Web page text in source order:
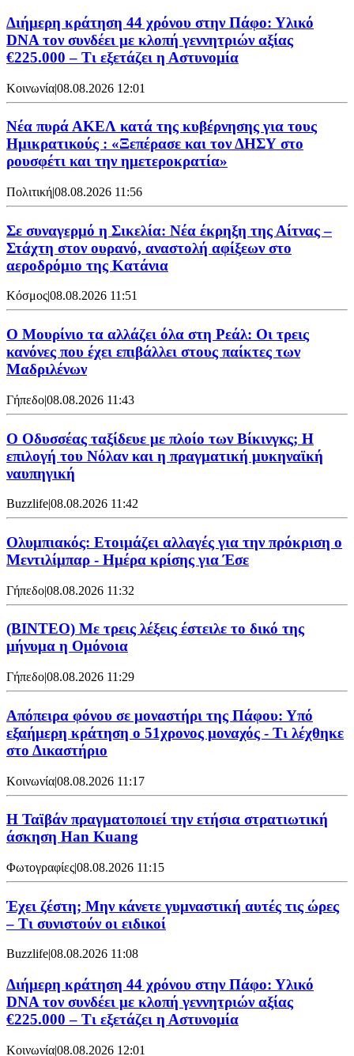
Διήμερη κράτηση 44 χρόνου στην Πάφο: Υλικό
DNA τον συνδέει με κλοπή γεννητριών αξίας
€225.000 – Τι εξετάζει η Αστυνομία
Κοινωνία|08.08.2026 12:01
Νέα πυρά ΑΚΕΛ κατά της κυβέρνησης για τους
Ημικρατικούς : «Ξεπέρασε και τον ΔΗΣΥ στο
ρουσφέτι και την ημετεροκρατία»
Πολιτική|08.08.2026 11:56
Σε συναγερμό η Σικελία: Νέα έκρηξη της Αίτνας –
Στάχτη στον ουρανό, αναστολή αφίξεων στο
αεροδρόμιο της Κατάνια
Κόσμος|08.08.2026 11:51
Ο Μουρίνιο τα αλλάζει όλα στη Ρεάλ: Οι τρεις
κανόνες που έχει επιβάλλει στους παίκτες των
Μαδριλένων
Γήπεδο|08.08.2026 11:43
Ο Οδυσσέας ταξίδευε με πλοίο των Βίκινγκς; Η
επιλογή του Νόλαν και η πραγματική μυκηναϊκή
ναυπηγική
Buzzlife|08.08.2026 11:42
Ολυμπιακός: Ετοιμάζει αλλαγές για την πρόκριση ο
Μεντιλίμπαρ - Ημέρα κρίσης για Έσε
Γήπεδο|08.08.2026 11:32
(ΒΙΝΤΕΟ) Με τρεις λέξεις έστειλε το δικό της
μήνυμα η Ομόνοια
Γήπεδο|08.08.2026 11:29
Απόπειρα φόνου σε μοναστήρι της Πάφου: Υπό
εξαήμερη κράτηση ο 51χρονος μοναχός - Τι λέχθηκε
στο Δικαστήριο
Κοινωνία|08.08.2026 11:17
Η Ταϊβάν πραγματοποιεί την ετήσια στρατιωτική
άσκηση Han Kuang
Φωτογραφίες|08.08.2026 11:15
Έχει ζέστη; Μην κάνετε γυμναστική αυτές τις ώρες
– Τι συνιστούν οι ειδικοί
Buzzlife|08.08.2026 11:08
Διήμερη κράτηση 44 χρόνου στην Πάφο: Υλικό
DNA τον συνδέει με κλοπή γεννητριών αξίας
€225.000 – Τι εξετάζει η Αστυνομία
Κοινωνία|08.08.2026 12:01